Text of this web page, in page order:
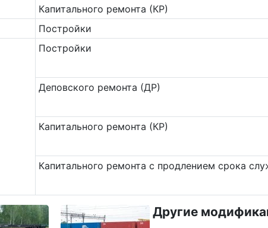
Капитального ремонта (КР)
Постройки
Постройки
Деповского ремонта (ДР)
Капитального ремонта (КР)
Капитального ремонта с продлением срока
Другие